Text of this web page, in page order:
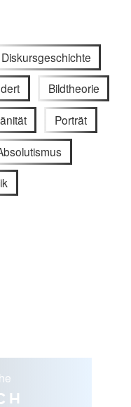
Diskursgeschichte
Bildtheorie
Porträt